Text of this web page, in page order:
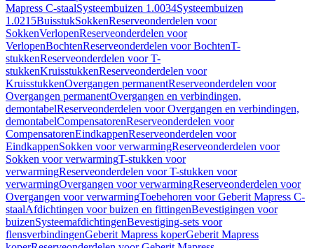
Mapress C-staalSysteembuizen 1.0034Systeembuizen
1.0215BuisstukSokkenReserveonderdelen voor
SokkenVerlopenReserveonderdelen voor
VerlopenBochtenReserveonderdelen voor BochtenT-
stukkenReserveonderdelen voor T-
stukkenKruisstukkenReserveonderdelen voor
KruisstukkenOvergangen permanentReserveonderdelen voor
Overgangen permanentOvergangen en verbindingen,
demontabelReserveonderdelen voor Overgangen en verbindingen,
demontabelCompensatorenReserveonderdelen voor
CompensatorenEindkappenReserveonderdelen voor
EindkappenSokken voor verwarmingReserveonderdelen voor
Sokken voor verwarmingT-stukken voor
verwarmingReserveonderdelen voor T-stukken voor
verwarmingOvergangen voor verwarmingReserveonderdelen voor
Overgangen voor verwarmingToebehoren voor Geberit Mapress C-
staalAfdichtingen voor buizen en fittingenBevestigingen voor
buizenSysteemafdichtingenBevestiging-sets voor
flensverbindingenGeberit Mapress koperGeberit Mapress